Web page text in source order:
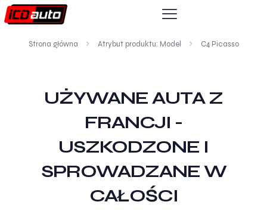
Strona główna Atrybut produktu: Model C4 Picasso
UŻYWANE AUTA Z
FRANCJI -
USZKODZONE I
SPROWADZANE W
CAŁOŚCI